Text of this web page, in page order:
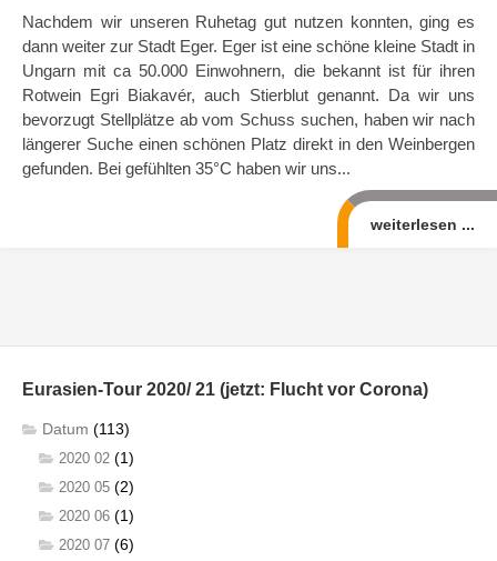
Nachdem wir unseren Ruhetag gut nutzen konnten, ging es
dann weiter zur Stadt Eger. Eger ist eine schöne kleine Stadt in
Ungarn mit ca 50.000 Einwohnern, die bekannt ist für ihren
Rotwein Egri Biakavér, auch Stierblut genannt. Da wir uns
bevorzugt Stellplätze ab vom Schuss suchen, haben wir nach
längerer Suche einen schönen Platz direkt in den Weinbergen
gefunden. Bei gefühlten 35°C haben wir uns...
weiterlesen ...
Eurasien-Tour 2020/ 21 (jetzt: Flucht vor Corona)
Datum (113)
2020 02 (1)
2020 05 (2)
2020 06 (1)
2020 07 (6)